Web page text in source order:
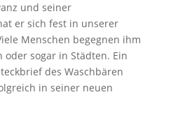
und seiner
er sich fest in unserer
Menschen begegnen ihm
oder sogar in Städten. Ein
des Waschbären
in seiner neuen